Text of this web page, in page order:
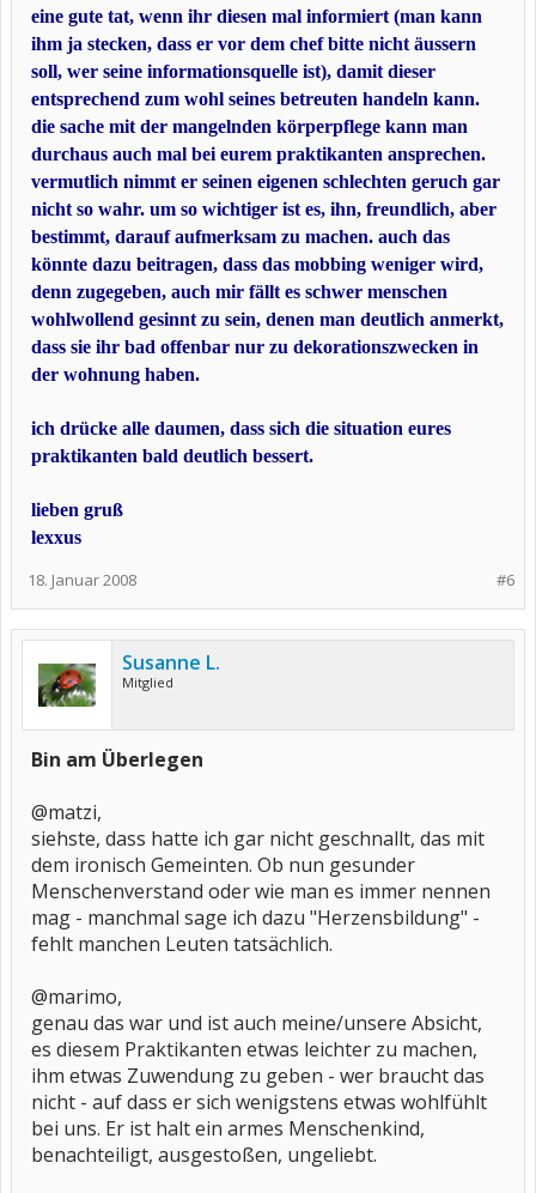
eine gute tat, wenn ihr diesen mal informiert (man kann
ihm ja stecken, dass er vor dem chef bitte nicht äussern
soll, wer seine informationsquelle ist), damit dieser
entsprechend zum wohl seines betreuten handeln kann.
die sache mit der mangelnden körperpflege kann man
durchaus auch mal bei eurem praktikanten ansprechen.
vermutlich nimmt er seinen eigenen schlechten geruch gar
nicht so wahr. um so wichtiger ist es, ihn, freundlich, aber
bestimmt, darauf aufmerksam zu machen. auch das
könnte dazu beitragen, dass das mobbing weniger wird,
denn zugegeben, auch mir fällt es schwer menschen
wohlwollend gesinnt zu sein, denen man deutlich anmerkt,
dass sie ihr bad offenbar nur zu dekorationszwecken in
der wohnung haben.
ich drücke alle daumen, dass sich die situation eures
praktikanten bald deutlich bessert.
lieben gruß
lexxus
#6
18. Januar 2008
Susanne L.
Mitglied
Bin am Überlegen
@matzi,
siehste, dass hatte ich gar nicht geschnallt, das mit
dem ironisch Gemeinten. Ob nun gesunder
Menschenverstand oder wie man es immer nennen
mag - manchmal sage ich dazu "Herzensbildung" -
fehlt manchen Leuten tatsächlich.
@marimo,
genau das war und ist auch meine/unsere Absicht,
es diesem Praktikanten etwas leichter zu machen,
ihm etwas Zuwendung zu geben - wer braucht das
nicht - auf dass er sich wenigstens etwas wohlfühlt
bei uns. Er ist halt ein armes Menschenkind,
benachteiligt, ausgestoßen, ungeliebt.